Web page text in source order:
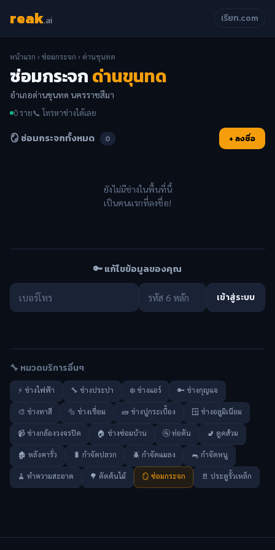
reak.ai เรียก.com
หน้าแรก ›ซ่อมกระจก › ด่านขุนทด
ซ่อมกระจกด่านขุนทด
อำเภอด่านขุนทด นครราชสีมา
0 ราย📞 โทรหาช่างได้เลย
🪞 ซ่อมกระจกทั้งหมด 0 + ลงชื่อ
ยังไม่มีช่างในพื้นที่นี้
เป็นคนแรกที่ลงชื่อ!
🔑 แก้ไขข้อมูลของคุณ
เข้าสู่ระบบ
🔧 หมวดบริการอื่นๆ
⚡ ช่างไฟฟ้า 🔧 ช่างประปา ❄️ ช่างแอร์ 🔑 ช่างกุญแจ
🎨 ช่างทาสี 🔩 ช่างเชื่อม 🧱 ช่างปูกระเบื้อง 🪟 ช่างอลูมิเนียม
📹 ช่างกล้องวงจรปิด 🏠 ช่างซ่อมบ้าน 🚰 ท่อตัน 🚽 ดูดส้วม
🏚️ หลังคารั่ว 🐛 กำจัดปลวก 🪲 กำจัดแมลง 🐀 กำจัดหนู
🧹 ทำความสะอาด 🌳 ตัดต้นไม้ 🪞 ซ่อมกระจก 🚪 ประตูรั้วเหล็ก